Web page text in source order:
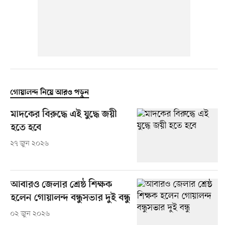
গোয়ালন্দ নিয়ে আরও পড়ুন
মাদকের বিরুদ্ধে এই যুদ্ধে জয়ী
হতে হবে
২৭ জুন ২০২৬
আবারও জেলার শ্রেষ্ঠ শিক্ষক
হলেন গোয়ালন্দ বন্ধুসভার দুই বন্ধু
০২ জুন ২০২৬